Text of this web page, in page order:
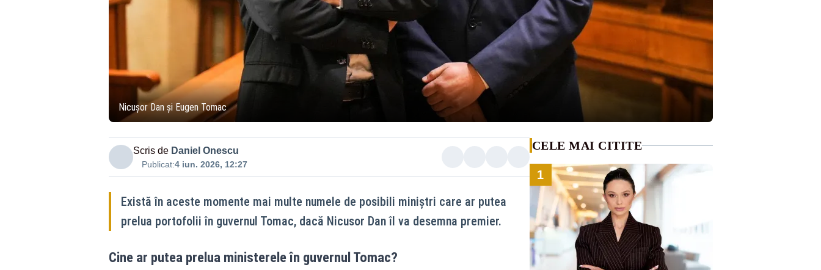
Nicușor Dan și Eugen Tomac
Scris de Daniel Onescu
Publicat:4 iun. 2026, 12:27
Există în aceste momente mai multe numele de posibili miniștri care ar putea
prelua portofolii în guvernul Tomac, dacă Nicusor Dan îl va desemna premier.
Cine ar putea prelua ministerele în guvernul Tomac?
CELE MAI CITITE
1